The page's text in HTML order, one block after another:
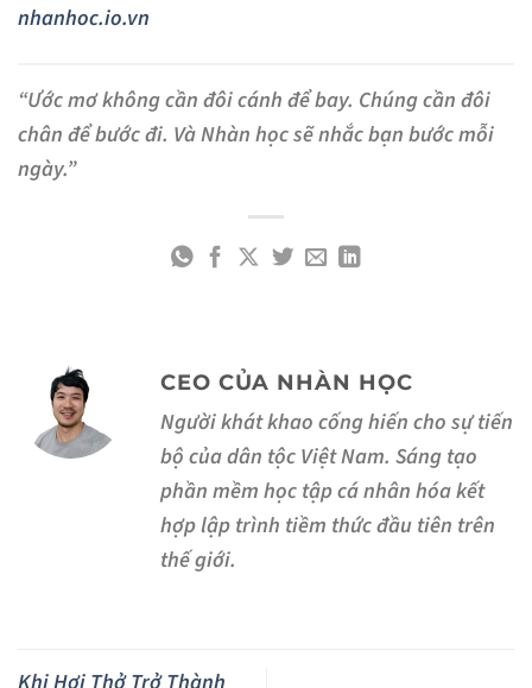
nhanhoc.io.vn
“Ước mơ không cần đôi cánh để bay. Chúng cần đôi
chân để bước đi. Và Nhàn học sẽ nhắc bạn bước mỗi
ngày.”
CEO CỦA NHÀN HỌC
Người khát khao cống hiến cho sự tiến
bộ của dân tộc Việt Nam. Sáng tạo
phần mềm học tập cá nhân hóa kết
hợp lập trình tiềm thức đầu tiên trên
thế giới.